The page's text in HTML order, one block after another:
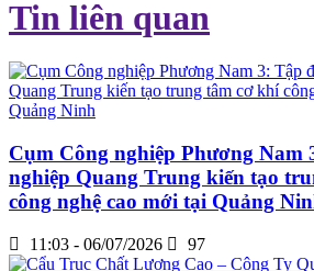
Tin liên quan
Cụm Công nghiệp Phương Nam
nghiệp Quang Trung kiến tạo
công nghệ cao mới tại Quảng
11:03 - 06/07/2026 97